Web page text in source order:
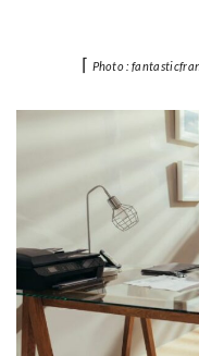
⌈ Photo :